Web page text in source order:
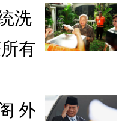
洗
有
外